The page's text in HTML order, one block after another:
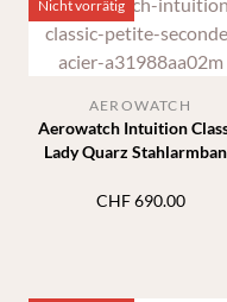
Nicht vorrätig
Aerowatch Intuition
Lady Quarz
AEROWATCH
CHF690.00